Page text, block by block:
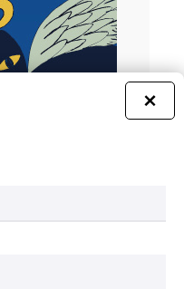
360
×